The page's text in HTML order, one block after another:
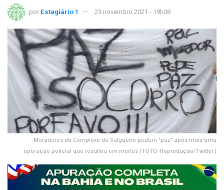
por Estagiário 1 23 novembro 2021 - 19h08
Moradores do Complexo do Salgueiro pedem "paz" após mais uma
operação policial que resultou em mortes | FOTO: Reprodução/Twitter |